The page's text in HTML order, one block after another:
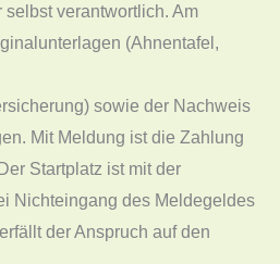
selbst verantwortlich. Am
(Ahnentafel,
sowie der Nachweis
Mit Meldung ist die Zahlung
Startplatz ist mit der
Nichteingang des Meldegeldes
der Anspruch auf den